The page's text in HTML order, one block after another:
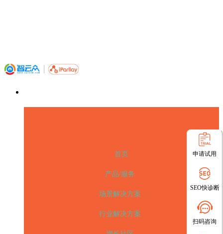
首页
产品/服务
场景解决方案
行业解决方案
申请试用
SEO快诊断
扫码咨询